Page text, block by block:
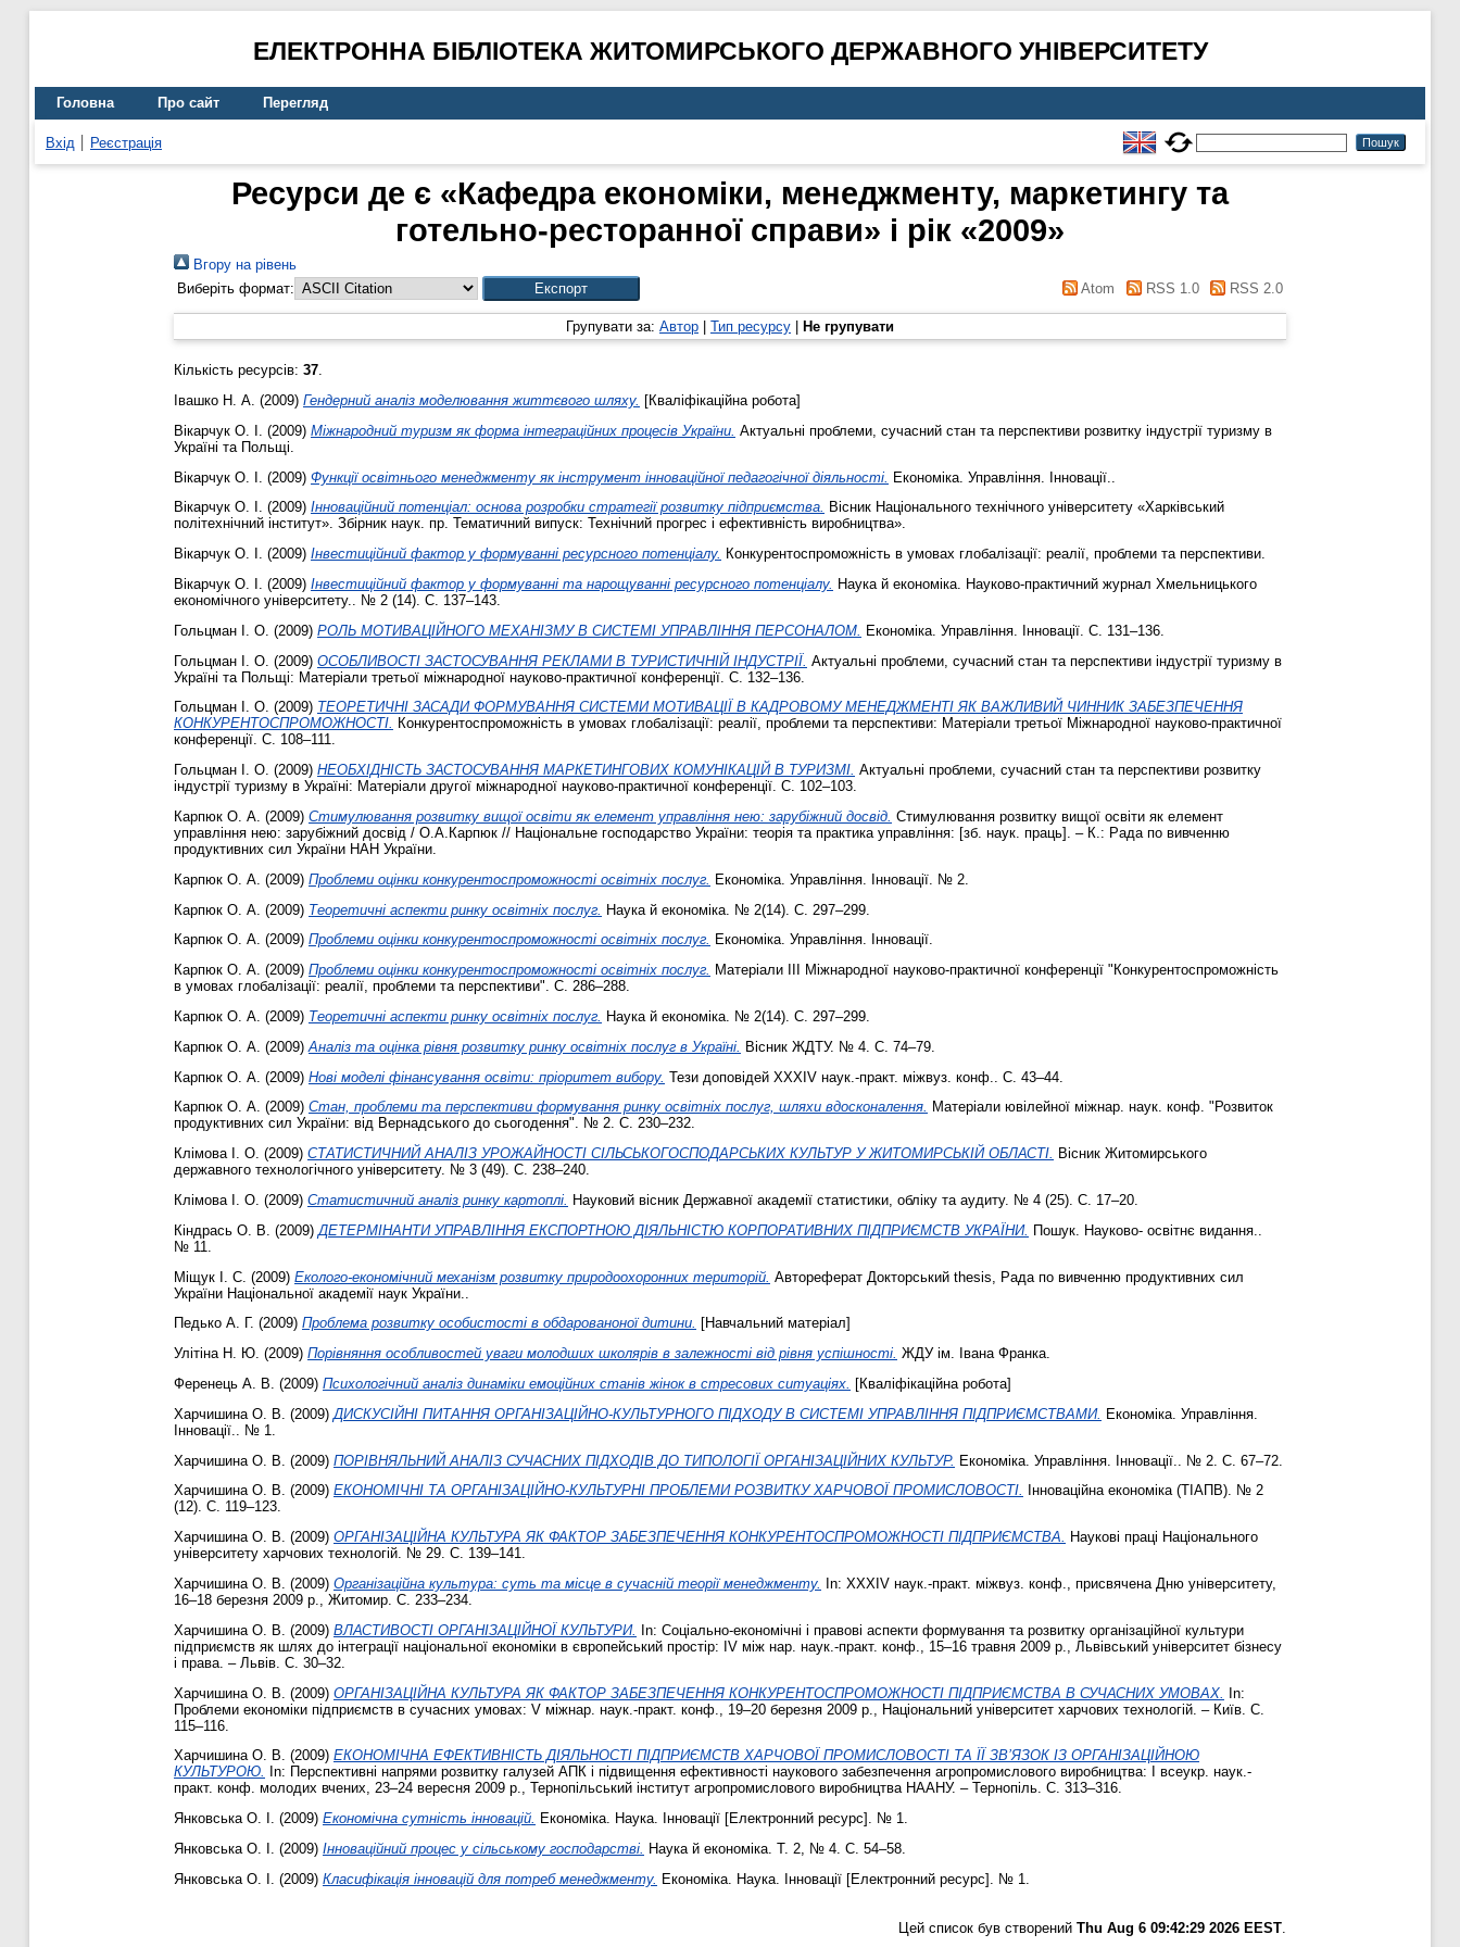
ЕЛЕКТРОННА БІБЛІОТЕКА ЖИТОМИРСЬКОГО ДЕРЖАВНОГО УНІВЕРСИТЕТУ
Головна Про сайт Перегляд
Вхід Реєстрація
Ресурси де є «Кафедра економіки, менеджменту, маркетингу та
готельно-ресторанної справи» і рік «2009»
Вгору на рівень
Виберіть формат:
Atom RSS 1.0 RSS 2.0
Групувати за: Автор Тип ресурсу Не групувати
Кількість ресурсів: 37.
Івашко Н. А. (2009) Гендерний аналіз моделювання життєвого шляху. [Кваліфікаційна робота]
Вікарчук О. І.
(2009) Міжнародний туризм як форма інтеграційних процесів України. Актуальні проблеми, сучасний стан та перспективи розвитку індустрії туризму в
Україні та Польщі.
Вікарчук О. І. (2009) Функції освітнього менеджменту як інструмент інноваційної педагогічної діяльності. Економіка. Управління. Інновації..
Вікарчук О. І. (2009) Інноваційний потенціал: основа розробки стратегії розвитку підприємства. Вісник Національного технічного університету «Харківський
політехнічний інститут». Збірник наук. пр. Тематичний випуск: Технічний прогрес і ефективність виробництва».
Вікарчук О. І. (2009) Інвестиційний фактор у формуванні ресурсного потенціалу. Конкурентоспроможність в умовах глобалізації: реалії, проблеми та перспективи.
Вікарчук О. І. (2009) Інвестиційний фактор у формуванні та нарощуванні ресурсного потенціалу. Наука й економіка. Науково-практичний журнал Хмельницького
економічного університету.. № 2 (14). С. 137–143.
Гольцман І. О. (2009) РОЛЬ МОТИВАЦІЙНОГО МЕХАНІЗМУ В СИСТЕМІ УПРАВЛІННЯ ПЕРСОНАЛОМ.
Економіка. Управління. Інновації. С. 131–136.
Гольцман І. О. (2009) ОСОБЛИВОСТІ ЗАСТОСУВАННЯ РЕКЛАМИ В ТУРИСТИЧНІЙ ІНДУСТРІЇ. Актуальні проблеми, сучасний стан та перспективи індустрії туризму в
Україні та Польщі: Матеріали третьої міжнародної науково-практичної конференції. С. 132–136.
Гольцман І. О. (2009) ТЕОРЕТИЧНІ ЗАСАДИ ФОРМУВАННЯ СИСТЕМИ МОТИВАЦІЇ В КАДРОВОМУ МЕНЕДЖМЕНТІ ЯК ВАЖЛИВИЙ ЧИННИК ЗАБЕЗПЕЧЕННЯ
КОНКУРЕНТОСПРОМОЖНОСТІ. Конкурентоспроможність в умовах глобалізації: реалії, проблеми та перспективи: Матеріали третьої Міжнародної науково-практичної
конференції. С. 108–111.
Гольцман І. О. (2009) НЕОБХІДНІСТЬ ЗАСТОСУВАННЯ МАРКЕТИНГОВИХ КОМУНІКАЦІЙ В ТУРИЗМІ. Актуальні проблеми, сучасний стан та перспективи розвитку
індустрії туризму в Україні: Матеріали другої міжнародної науково-практичної конференції. С. 102–103.
Карпюк О. А. (2009) Стимулювання розвитку вищої освіти як елемент управління нею: зарубіжний досвід. Стимулювання розвитку вищої освіти як елемент
управління нею: зарубіжний досвід / О.А.Карпюк // Національне господарство України: теорія та практика управління: [зб. наук. праць]. – К.: Рада по вивченню
продуктивних сил України НАН України.
Карпюк О. А. (2009) Проблеми оцінки конкурентоспроможності освітніх послуг.
Економіка. Управління. Інновації. № 2.
Карпюк О. А. (2009) Теоретичні аспекти ринку освітніх послуг. Наука й економіка. № 2(14). С. 297–299.
Карпюк О. А. (2009) Проблеми оцінки конкурентоспроможності освітніх послуг. Економіка. Управління. Інновації.
Карпюк О. А. (2009) Проблеми оцінки конкурентоспроможності освітніх послуг. Матеріали ІІІ Міжнародної науково-практичної конференції "Конкурентоспроможність
в умовах глобалізації: реалії, проблеми та перспективи". С. 286–288.
Карпюк О. А. (2009) Теоретичні аспекти ринку освітніх послуг.
Наука й економіка. № 2(14). С. 297–299.
Карпюк О. А. (2009) Аналіз та оцінка рівня розвитку ринку освітніх послуг в Україні.
Вісник ЖДТУ. № 4. С. 74–79.
Карпюк О. А. (2009) Нові моделі фінансування освіти: пріоритет вибору. Тези доповідей ХХХІV наук.-практ. міжвуз. конф.. С. 43–44.
Карпюк О. А. (2009) Стан, проблеми та перспективи формування ринку освітніх послуг, шляхи вдосконалення. Матеріали ювілейної міжнар. наук. конф. "Розвиток
продуктивних сил України: від Вернадського до сьогодення". № 2. С. 230–232.
Клімова І. О. (2009) СТАТИСТИЧНИЙ АНАЛІЗ УРОЖАЙНОСТІ СІЛЬСЬКОГОСПОДАРСЬКИХ КУЛЬТУР У ЖИТОМИРСЬКІЙ ОБЛАСТІ. Вісник Житомирського
державного технологічного університету. № 3 (49). С. 238–240.
Клімова І. О. (2009) Статистичний аналіз ринку картоплі.
Науковий вісник Державної академії статистики, обліку та аудиту. № 4 (25). С. 17–20.
Кіндрась О. В. (2009) ДЕТЕРМІНАНТИ УПРАВЛІННЯ ЕКСПОРТНОЮ ДІЯЛЬНІСТЮ КОРПОРАТИВНИХ ПІДПРИЄМСТВ УКРАЇНИ. Пошук. Науково- освітнє видання..
№ 11.
Міщук І. С. (2009) Еколого-економічний механізм розвитку природоохоронних територій. Автореферат Докторський thesis, Рада по вивченню продуктивних сил
України Національної академії наук України..
Педько А. Г. (2009) Проблема розвитку особистості в обдарованоної дитини. [Навчальний матеріал]
Улітіна Н. Ю. (2009) Порівняння особливостей уваги молодших школярів в залежності від рівня успішності. ЖДУ ім. Івана Франка.
Ференець А. В. (2009) Психологічний аналіз динаміки емоційних станів жінок в стресових ситуаціях.
[Кваліфікаційна робота]
Харчишина О. В. (2009) ДИСКУСІЙНІ ПИТАННЯ ОРГАНІЗАЦІЙНО-КУЛЬТУРНОГО ПІДХОДУ В СИСТЕМІ УПРАВЛІННЯ ПІДПРИЄМСТВАМИ. Економіка. Управління.
Інновації.. № 1.
Харчишина О. В. (2009) ПОРІВНЯЛЬНИЙ АНАЛІЗ СУЧАСНИХ ПІДХОДІВ ДО ТИПОЛОГІЇ ОРГАНІЗАЦІЙНИХ КУЛЬТУР. Економіка. Управління. Інновації.. № 2. С. 67–72.
Харчишина О. В. (2009) ЕКОНОМІЧНІ ТА ОРГАНІЗАЦІЙНО-КУЛЬТУРНІ ПРОБЛЕМИ РОЗВИТКУ ХАРЧОВОЇ ПРОМИСЛОВОСТІ.
Інноваційна економіка (ТІАПВ). № 2
(12). С. 119–123.
Харчишина О. В. (2009) ОРГАНІЗАЦІЙНА КУЛЬТУРА ЯК ФАКТОР ЗАБЕЗПЕЧЕННЯ КОНКУРЕНТОСПРОМОЖНОСТІ ПІДПРИЄМСТВА. Наукові праці Національного
університету харчових технологій. № 29. С. 139–141.
Харчишина О. В. (2009) Організаційна культура: суть та місце в сучасній теорії менеджменту.
In: ХХХІV наук.-практ. міжвуз. конф., присвячена Дню університету,
16–18 березня 2009 р., Житомир. С. 233–234.
Харчишина О. В. (2009) ВЛАСТИВОСТІ ОРГАНІЗАЦІЙНОЇ КУЛЬТУРИ. In: Соціально-економічні і правові аспекти формування та розвитку організаційної культури
підприємств як шлях до інтеграції національної економіки в європейський простір: ІV між нар. наук.-практ. конф., 15–16 травня 2009 р., Львівський університет бізнесу
і права. – Львів. С. 30–32.
Харчишина О. В. (2009) ОРГАНІЗАЦІЙНА КУЛЬТУРА ЯК ФАКТОР ЗАБЕЗПЕЧЕННЯ КОНКУРЕНТОСПРОМОЖНОСТІ ПІДПРИЄМСТВА В СУЧАСНИХ УМОВАХ. In:
Проблеми економіки підприємств в сучасних умовах: V міжнар. наук.-практ. конф., 19–20 березня 2009 р., Національний університет харчових технологій. – Київ. С.
115–116.
Харчишина О. В. (2009) ЕКОНОМІЧНА ЕФЕКТИВНІСТЬ ДІЯЛЬНОСТІ ПІДПРИЄМСТВ ХАРЧОВОЇ ПРОМИСЛОВОСТІ ТА ЇЇ ЗВ’ЯЗОК ІЗ ОРГАНІЗАЦІЙНОЮ
КУЛЬТУРОЮ.
In: Перспективні напрями розвитку галузей АПК і підвищення ефективності наукового забезпечення агропромислового виробництва: І всеукр. наук.-
практ. конф. молодих вчених, 23–24 вересня 2009 р., Тернопільський інститут агропромислового виробництва НААНУ. – Тернопіль. С. 313–316.
Янковська О. І. (2009) Економічна сутність інновацій. Економіка. Наука. Інновації [Електронний ресурс]. № 1.
Янковська О. І.
(2009) Інноваційний процес у сільському господарстві.
Наука й економіка. Т. 2, № 4. С. 54–58.
Янковська О. І. (2009) Класифікація інновацій для потреб менеджменту. Економіка. Наука. Інновації [Електронний ресурс]. № 1.
Цей список був створений Thu Aug 6 09:42:29 2026 EEST